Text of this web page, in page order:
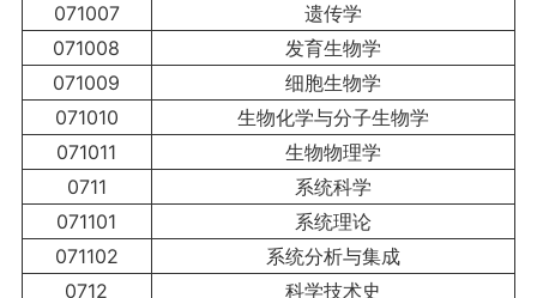
071007
遗传学
071008
发育生物学
071009
细胞生物学
071010
生物化学与分子生物学
071011
生物物理学
0711
系统科学
071101
系统理论
071102
系统分析与集成
0712
科学技术史